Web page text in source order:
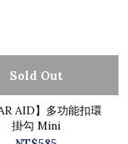
Sold Out
AID】多功能扣環
掛勾 Mini